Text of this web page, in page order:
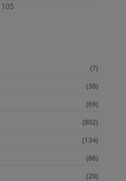
105
(7)
(38)
(69)
(802)
(134)
(86)
(20)